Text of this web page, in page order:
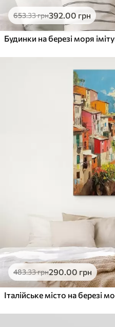
653.33грн392.00 грн
483.33грн290.00 грн